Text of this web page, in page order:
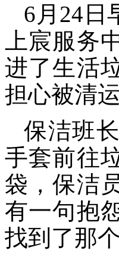
6 月 24日
上宸服务
进了生活
担心被清
保洁班
手套前往
袋，保洁
有一句抱
找到了那